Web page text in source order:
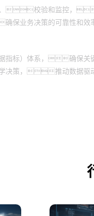
、校验和监控，
确保业务决策的可靠性
指标）体系，确保关
决策，推动数据驱